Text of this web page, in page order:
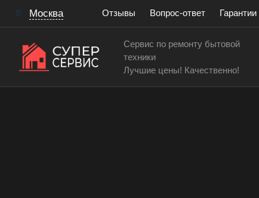
Москва Отзывы Вопрос-ответ Гарантии
Сервис по ремонту бытовой
техники
Лучшие цены! Качественно!